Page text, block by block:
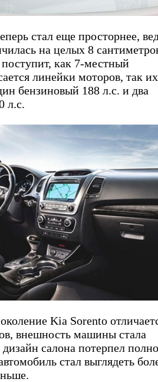
стал еще просторнее,
на целых 8
как 7-местный
линейки моторов, так их
бензиновый 188 л.с. и два
л.с.
Kia Sorento
внешность машины стала
дизайн салона потерпел
стал выглядеть